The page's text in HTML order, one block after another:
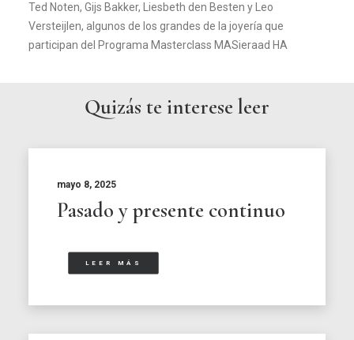
Ted Noten, Gijs Bakker, Liesbeth den Besten y Leo
Versteijlen, algunos de los grandes de la joyería que
participan del Programa Masterclass MASieraad HA
Quizás te interese leer
mayo 8, 2025
Pasado y presente continuo
LEER MÁS